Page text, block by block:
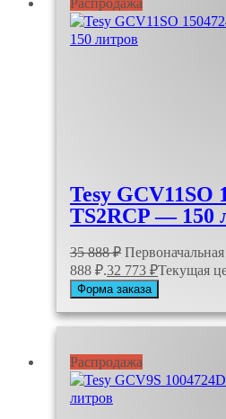
Tesy GCV11SO
TS2RCP — 150
35 888₽
888 ₽.32 773 ₽Текущая
Форма заказа
Распродажа